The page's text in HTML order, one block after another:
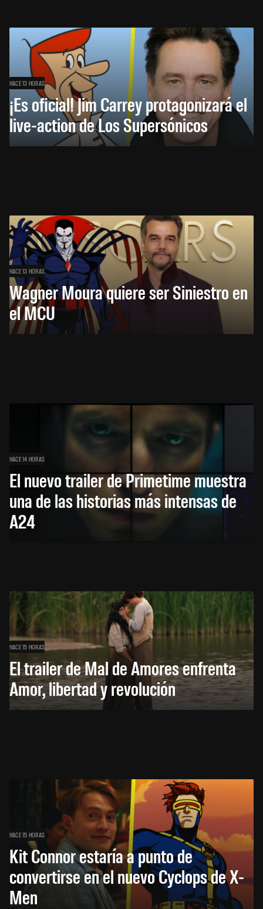
HACE 13 HORAS
¡Es oficial! Jim Carrey protagonizará el
live-action de Los Supersónicos
HACE 13 HORAS
Wagner Moura quiere ser Siniestro en
el MCU
HACE 14 HORAS
El nuevo trailer de Primetime muestra
una de las historias más intensas de
A24
HACE 15 HORAS
El trailer de Mal de Amores enfrenta
Amor, libertad y revolución
HACE 15 HORAS
Kit Connor estaría a punto de
convertirse en el nuevo Cyclops de X-
Men